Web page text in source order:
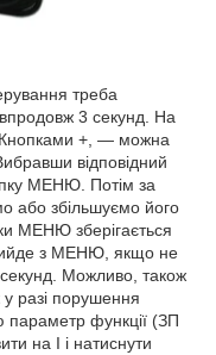
треба
3 секунд. На
Кнопками +, ― можна
відповідний
МЕНЮ. Потім за
або збільшуємо його
МЕНЮ зберігається
з МЕНЮ, якщо не
Можливо, також
у разі порушення
параметр функції (ЗП
на І і натиснути